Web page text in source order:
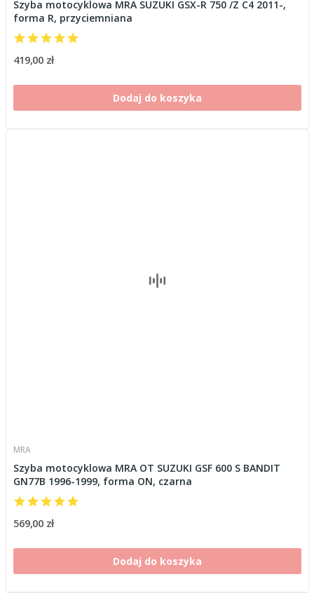
Szyba motocyklowa MRA SUZUKI GSX-R 750 /Z C4 2011-,
forma R, przyciemniana
419,00 zł
Dodaj do koszyka
MRA
Szyba motocyklowa MRA OT SUZUKI GSF 600 S BANDIT
GN77B 1996-1999, forma ON, czarna
569,00 zł
Dodaj do koszyka